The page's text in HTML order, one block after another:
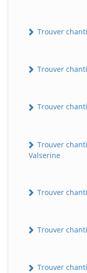
Trouver
Trouver
Trouver
Trouver
Valserine
Trouver
Trouver
Trouver